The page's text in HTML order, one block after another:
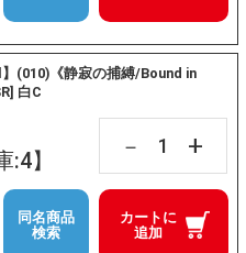
】(010)《静寂の捕縛/Bound in
白C
:4】
－ +
カートに
追加
同名商品
検索